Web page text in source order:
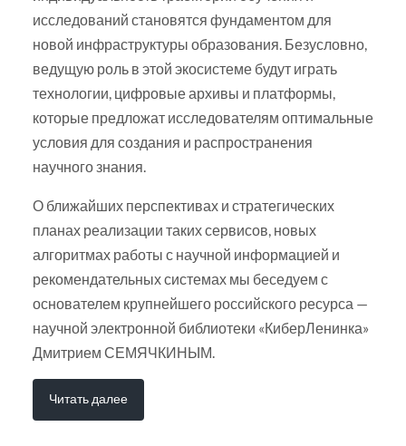
исследований становятся фундаментом для
новой инфраструктуры образования. Безусловно,
ведущую роль в этой экосистеме будут играть
технологии, цифровые архивы и платформы,
которые предложат исследователям оптимальные
условия для создания и распространения
научного знания.
О ближайших перспективах и стратегических
планах реализации таких сервисов, новых
алгоритмах работы с научной информацией и
рекомендательных системах мы беседуем с
основателем крупнейшего российского ресурса —
научной электронной библиотеки «КиберЛенинка»
Дмитрием СЕМЯЧКИНЫМ.
Читать далее